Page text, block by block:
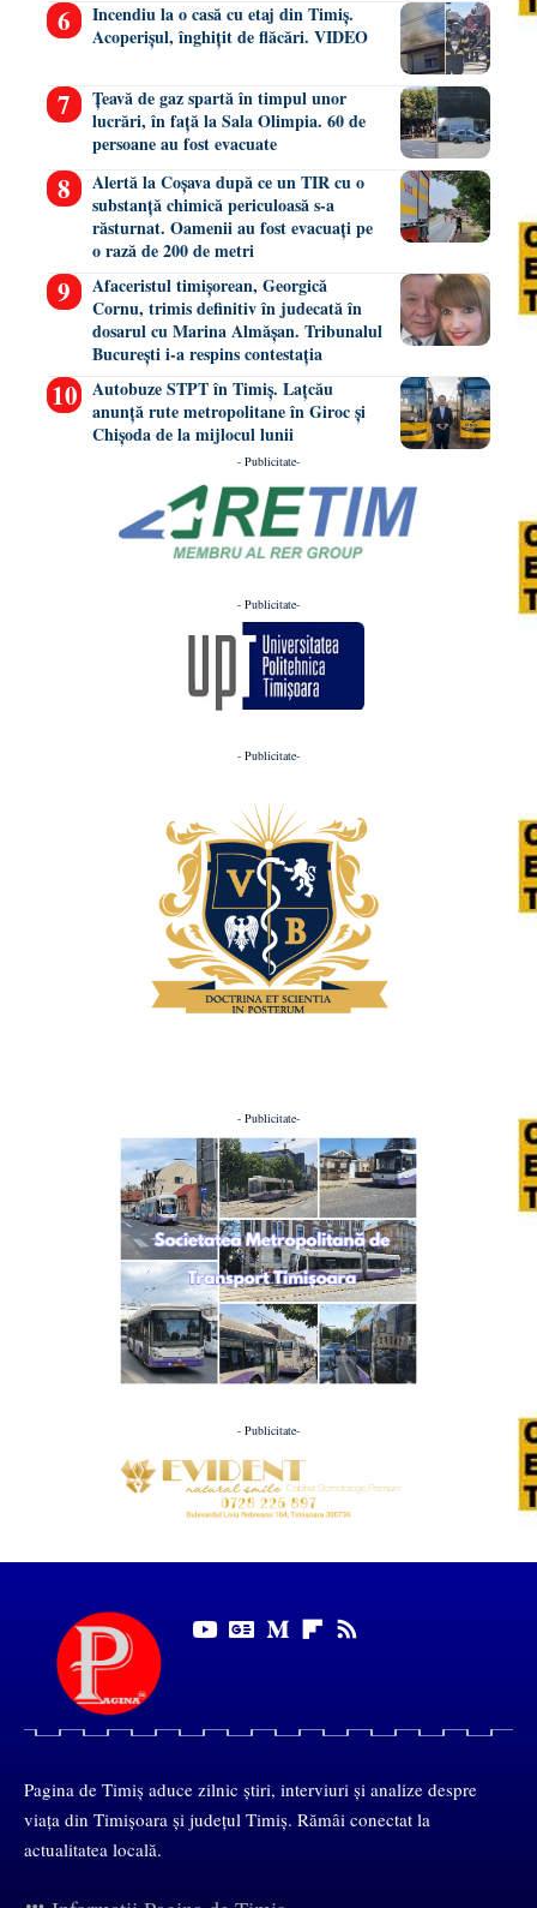
Incendiu la o casă cu etaj din Timiș.
Acoperișul, înghițit de flăcări. VIDEO
Țeavă de gaz spartă în timpul unor
lucrări, în față la Sala Olimpia. 60 de
persoane au fost evacuate
Alertă la Coșava după ce un TIR cu o
substanță chimică periculoasă s-a
răsturnat. Oamenii au fost evacuați pe
o rază de 200 de metri
Afaceristul timișorean, Georgică
Cornu, trimis definitiv în judecată în
dosarul cu Marina Almășan. Tribunalul
București i-a respins contestația
Autobuze STPT în Timiș. Lațcău
anunță rute metropolitane în Giroc și
Chișoda de la mijlocul lunii
- Publicitate-
- Publicitate-
- Publicitate-
- Publicitate-
- Publicitate-
Pagina de Timiș aduce zilnic știri, interviuri și analize despre
viața din Timișoara și județul Timiș. Rămâi conectat la
actualitatea locală.